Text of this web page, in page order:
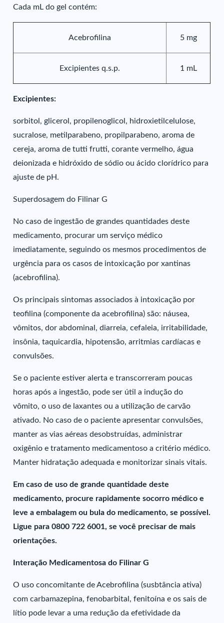
Cada mL do gel contém:
Acebrofilina 5 mg
Excipientes q.s.p. 1 mL
Excipientes:
sorbitol, glicerol, propilenoglicol, hidroxietilcelulose,
sucralose, metilparabeno, propilparabeno, aroma de
cereja, aroma de tutti frutti, corante vermelho, água
deionizada e hidróxido de sódio ou ácido clorídrico para
ajuste de pH.
Superdosagem do Filinar G
No caso de ingestão de grandes quantidades deste
medicamento, procurar um serviço médico
imediatamente, seguindo os mesmos procedimentos de
urgência para os casos de intoxicação por xantinas
(acebrofilina).
Os principais sintomas associados à intoxicação por
teofilina (componente da acebrofilina) são: náusea,
vômitos, dor abdominal, diarreia, cefaleia, irritabilidade,
insônia, taquicardia, hipotensão, arritmias cardíacas e
convulsões.
Se o paciente estiver alerta e transcorreram poucas
horas após a ingestão, pode ser útil a indução do
vômito, o uso de laxantes ou a utilização de carvão
ativado. No caso de o paciente apresentar convulsões,
manter as vias aéreas desobstruídas, administrar
oxigênio e tratamento medicamentoso a critério médico.
Manter hidratação adequada e monitorizar sinais vitais.
Em caso de uso de grande quantidade deste
medicamento, procure rapidamente socorro médico e
leve a embalagem ou bula do medicamento, se possível.
Ligue para 0800 722 6001, se você precisar de mais
orientações.
Interação Medicamentosa do Filinar G
O uso concomitante de Acebrofilina (susbtância ativa)
com carbamazepina, fenobarbital, fenitoína e os sais de
lítio pode levar a uma redução da efetividade da